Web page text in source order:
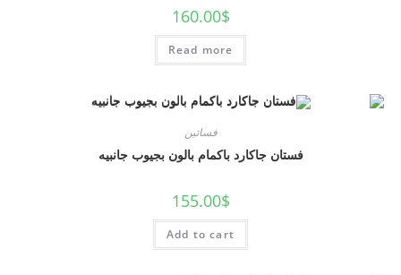
160.00$
Read more
فساتين
فستان جاكارد باكمام بالون بجيوب جانبيه
155.00$
Add to cart